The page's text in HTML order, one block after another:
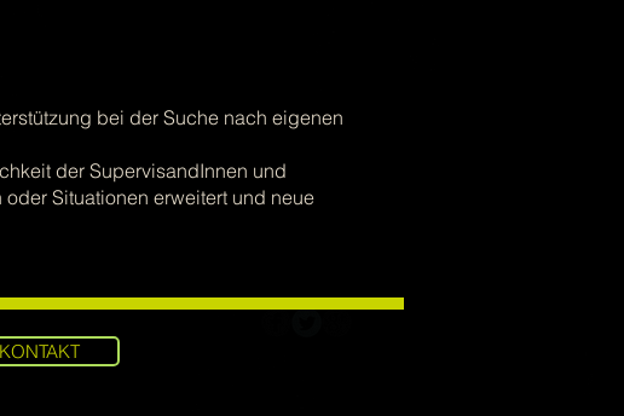
bei der Suche nach eigenen
der SupervisandInnen und
Situationen erweitert und neue
KONTAKT